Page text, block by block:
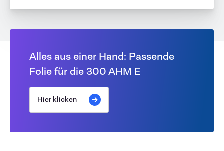
Alles aus einer Hand: Passende
Folie für die 300 AHM E
Hier klicken